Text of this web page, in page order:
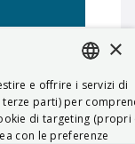
ITALIAN
ENGLISH
×
e offrire i servizi di
parti) per
di targeting (propri
con le preferenze